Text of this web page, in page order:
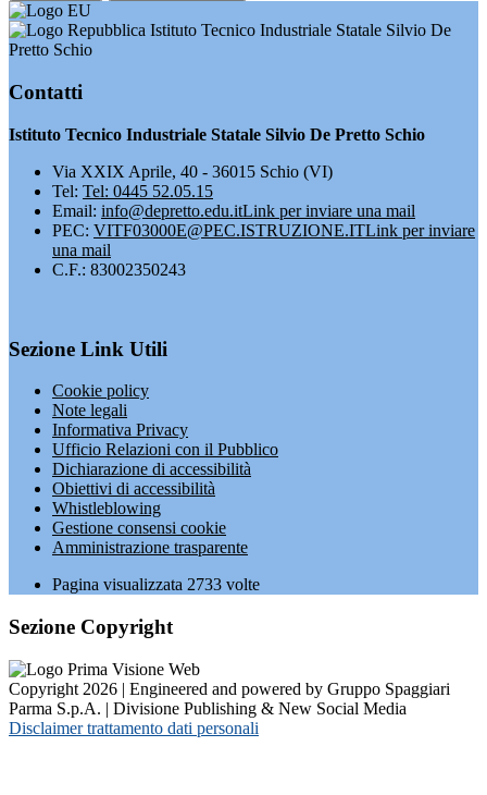
Istituto Tecnico Industriale Statale Silvio De
Pretto Schio
Contatti
Istituto Tecnico Industriale Statale Silvio De Pretto Schio
Via XXIX Aprile, 40 - 36015 Schio (VI)
Tel: Tel: 0445 52.05.15
Email: info@depretto.edu.itLink per inviare una mail
PEC: VITF03000E@PEC.ISTRUZIONE.ITLink per inviare
una mail
C.F.: 83002350243
Sezione Link Utili
Cookie policy
Note legali
Informativa Privacy
Ufficio Relazioni con il Pubblico
Dichiarazione di accessibilità
Obiettivi di accessibilità
Whistleblowing
Gestione consensi cookie
Amministrazione trasparente
Pagina visualizzata 2733 volte
Sezione Copyright
Copyright 2026 | Engineered and powered by Gruppo Spaggiari
Parma S.p.A. | Divisione Publishing & New Social Media
Disclaimer trattamento dati personali